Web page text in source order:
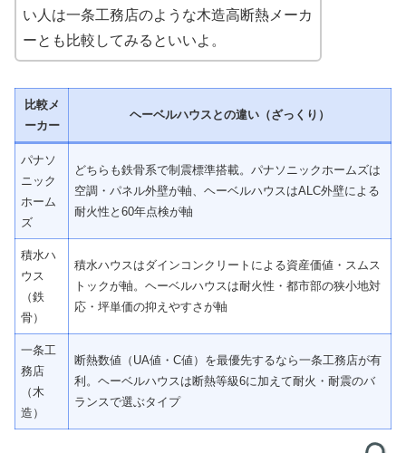
い人は一条工務店のような木造高断熱メーカ
ーとも比較してみるといいよ。
比較メ
ーカー
ヘーベルハウスとの違い（ざっくり）
パナソ
ニック
ホーム
ズ
どちらも鉄骨系で制震標準搭載。パナソニックホームズは
空調・パネル外壁が軸、ヘーベルハウスはALC外壁による
耐火性と60年点検が軸
積水ハ
ウス
（鉄
骨）
積水ハウスはダインコンクリートによる資産価値・スムス
トックが軸。ヘーベルハウスは耐火性・都市部の狭小地対
応・坪単価の抑えやすさが軸
一条工
務店
（木
造）
断熱数値（UA値・C値）を最優先するなら一条工務店が有
利。ヘーベルハウスは断熱等級6に加えて耐火・耐震のバ
ランスで選ぶタイプ